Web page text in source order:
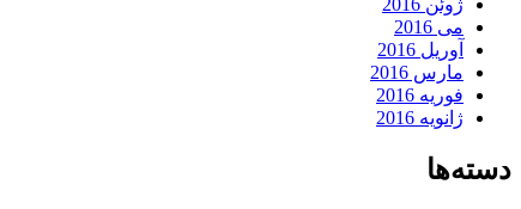
می 2016
آوریل 2016
مارس 2016
فوریه 2016
ژانویه 2016
دسته‌ها